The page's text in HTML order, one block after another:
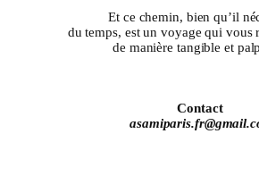
Et ce chemin, bien qu’il
du temps, est un voyage qui vous
de manière tangible et
Contact